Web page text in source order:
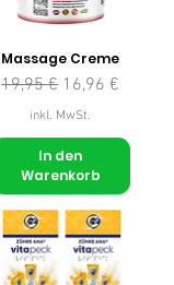
Massage Creme
Standardpreis
19,95 € Sale-Preis
16,96 €
inkl. MwSt.
In den
Warenkorb